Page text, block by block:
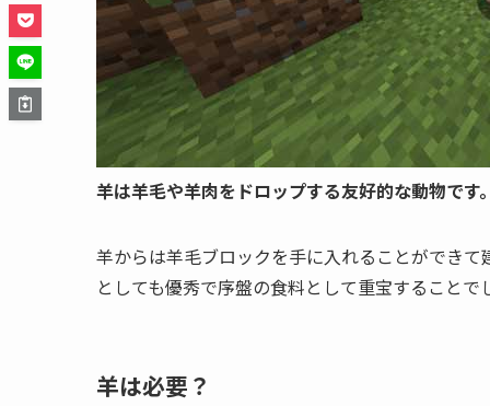
羊は羊毛や羊肉をドロップする友好的な動物です
羊からは羊毛ブロックを手に入れることができ
としても優秀で序盤の食料として重宝することで
羊は必要？